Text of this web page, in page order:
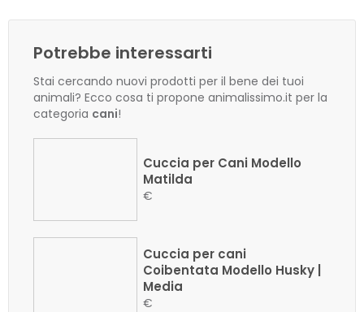
Potrebbe interessarti
Stai cercando nuovi prodotti per il bene dei tuoi
animali? Ecco cosa ti propone animalissimo.it per la
categoria cani!
Cuccia per Cani Modello
Matilda
€
Cuccia per cani
Coibentata Modello Husky |
Media
€